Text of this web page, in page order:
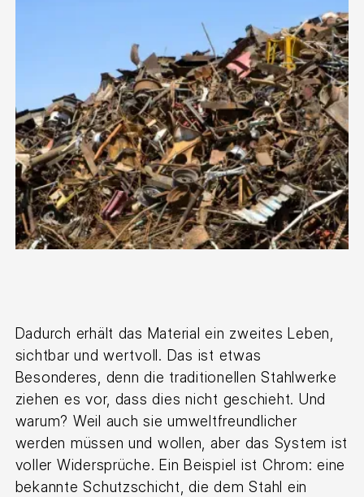
Dadurch erhält das Material ein zweites Leben,
sichtbar und wertvoll. Das ist etwas
Besonderes, denn die traditionellen Stahlwerke
ziehen es vor, dass dies nicht geschieht. Und
warum? Weil auch sie umweltfreundlicher
werden müssen und wollen, aber das System ist
voller Widersprüche. Ein Beispiel ist Chrom: eine
bekannte Schutzschicht, die dem Stahl ein